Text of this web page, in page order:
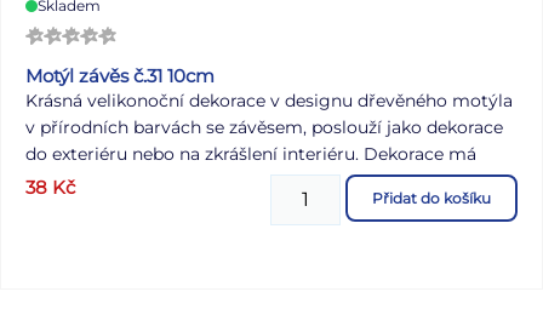
Skladem
Motýl závěs č.31 10cm
Krásná velikonoční dekorace v designu dřevěného motýla
v přírodních barvách se závěsem, poslouží jako dekorace
do exteriéru nebo na zkrášlení interiéru. Dekorace má
provázek na zavěšení. Velikost: 100 mm Uvedená cena je
38 Kč Přidat do košíku